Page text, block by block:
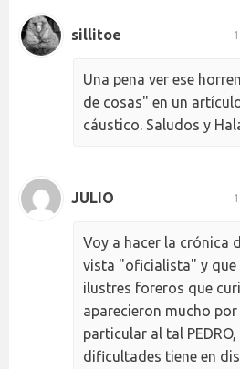
sillitoe
Una pena ver ese
de cosas" en un
cáustico. Saludos y
JULIO
Voy a hacer la crónica
vista "oficialista" y que
ilustres foreros que
aparecieron mucho
particular al tal
dificultades tiene en